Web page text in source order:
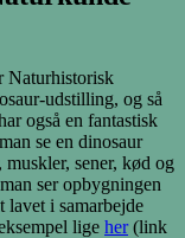
Naturhistorisk
udstilling, og så
også en fantastisk
se en dinosaur
sener, kød og
ser opbygningen
lavet i samarbejde
lige her(link